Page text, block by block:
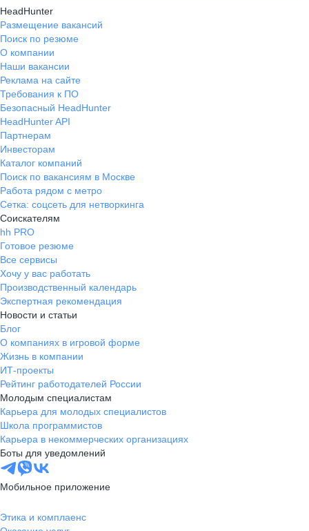
HeadHunter
Размещение вакансий
Поиск по резюме
О компании
Наши вакансии
Реклама на сайте
Требования к ПО
Безопасный HeadHunter
HeadHunter API
Партнерам
Инвесторам
Каталог компаний
Поиск по вакансиям в Москве
Работа рядом с метро
Сетка: соцсеть для нетворкинга
Соискателям
hh PRO
Готовое резюме
Все сервисы
Хочу у вас работать
Производственный календарь
Экспертная рекомендация
Новости и статьи
Блог
О компаниях в игровой форме
Жизнь в компании
ИТ-проекты
Рейтинг работодателей России
Молодым специалистам
Карьера для молодых специалистов
Школа программистов
Карьера в некоммерческих организациях
Боты для уведомлений
Мобильное приложение
Этика и комплаенс